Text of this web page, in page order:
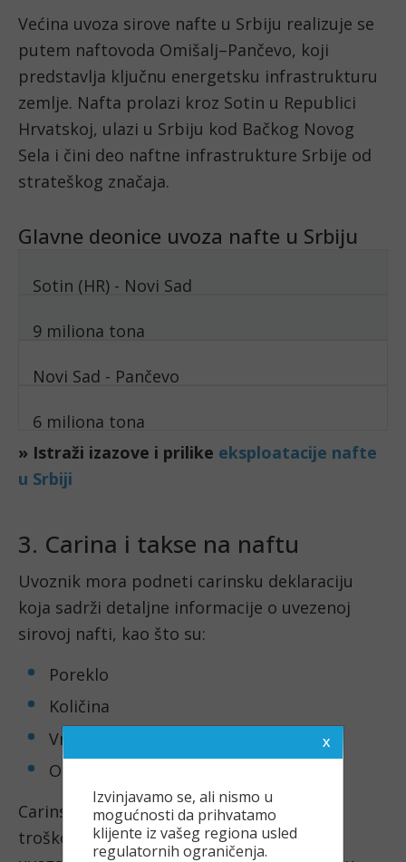
Većina uvoza sirove nafte u Srbiju realizuje se
putem naftovoda Omišalj–Pančevo, koji
predstavlja ključnu energetsku infrastrukturu
zemlje. Nafta prolazi kroz Sotin u Republici
Hrvatskoj, ulazi u Srbiju kod Bačkog Novog
Sela i čini deo naftne infrastrukture Srbije od
strateškog značaja.
Glavne deonice uvoza nafte u Srbiju
Sotin (HR) - Novi Sad
9 miliona tona
Novi Sad - Pančevo
6 miliona tona
» Istraži izazove i prilike eksploatacije nafte
u Srbiji
3. Carina i takse na naftu
Uvoznik mora podneti carinsku deklaraciju
koja sadrži detaljne informacije o uvezenoj
sirovoj nafti, kao što su:
Poreklo
Količina
Vrednost
Ostale relevantne karakteristike
Carinske obaveze čine važan deo ukupnih
troškova koje kompanije plaćaju prilikom
Izvinjavamo se, ali nismo u
mogućnosti da prihvatamo
klijente iz vašeg regiona usled
regulatornih ograničenja.